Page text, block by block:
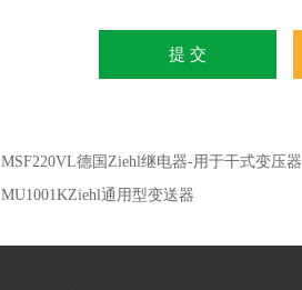
MSF220VL德国Ziehl继电器-用于干式变压器
MU1001KZiehl通用型变送器